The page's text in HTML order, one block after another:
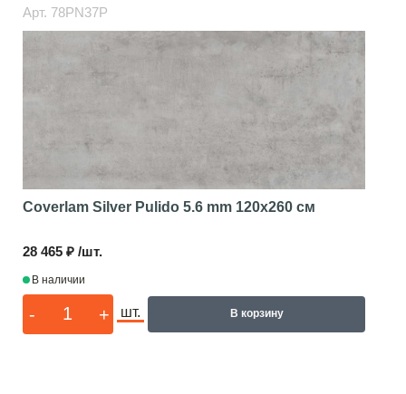
Арт. 78PN37P
Coverlam Silver Pulido 5.6 mm 120x260 см
28 465 ₽ /шт.
В наличии
- + шт. В корзину